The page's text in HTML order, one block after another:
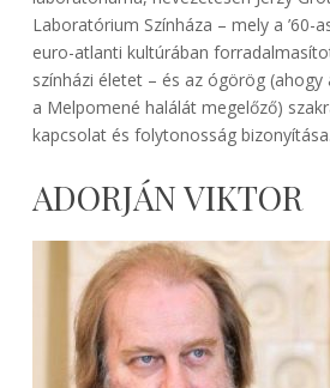
Laboratórium Színháza – mely a ’60-
euro-atlanti kultúrában
színházi életet – és az ógörög
a Melpomené halálát megelőző)
kapcsolat és folytonosság bizonyítása.
ADORJÁN VIKTOR